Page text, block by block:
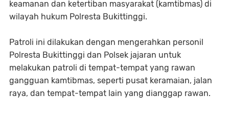
keamanan dan ketertiban masyarakat (kamtibmas) di
wilayah hukum Polresta Bukittinggi.
Patroli ini dilakukan dengan mengerahkan personil
Polresta Bukittinggi dan Polsek jajaran untuk
melakukan patroli di tempat-tempat yang rawan
gangguan kamtibmas, seperti pusat keramaian, jalan
raya, dan tempat-tempat lain yang dianggap rawan.